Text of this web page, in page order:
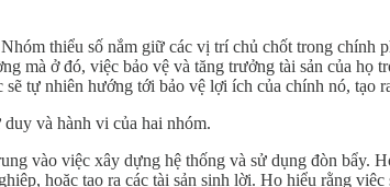
thiểu số nắm giữ các vị trí chủ chốt trong chính
mà ở đó, việc bảo vệ và tăng trưởng tài sản của họ
tự nhiên hướng tới bảo vệ lợi ích của chính nó, tạo
và hành vi của hai nhóm.
vào việc xây dựng hệ thống và sử dụng đòn bẩy.
hoặc tạo ra các tài sản sinh lời. Họ hiểu rằng